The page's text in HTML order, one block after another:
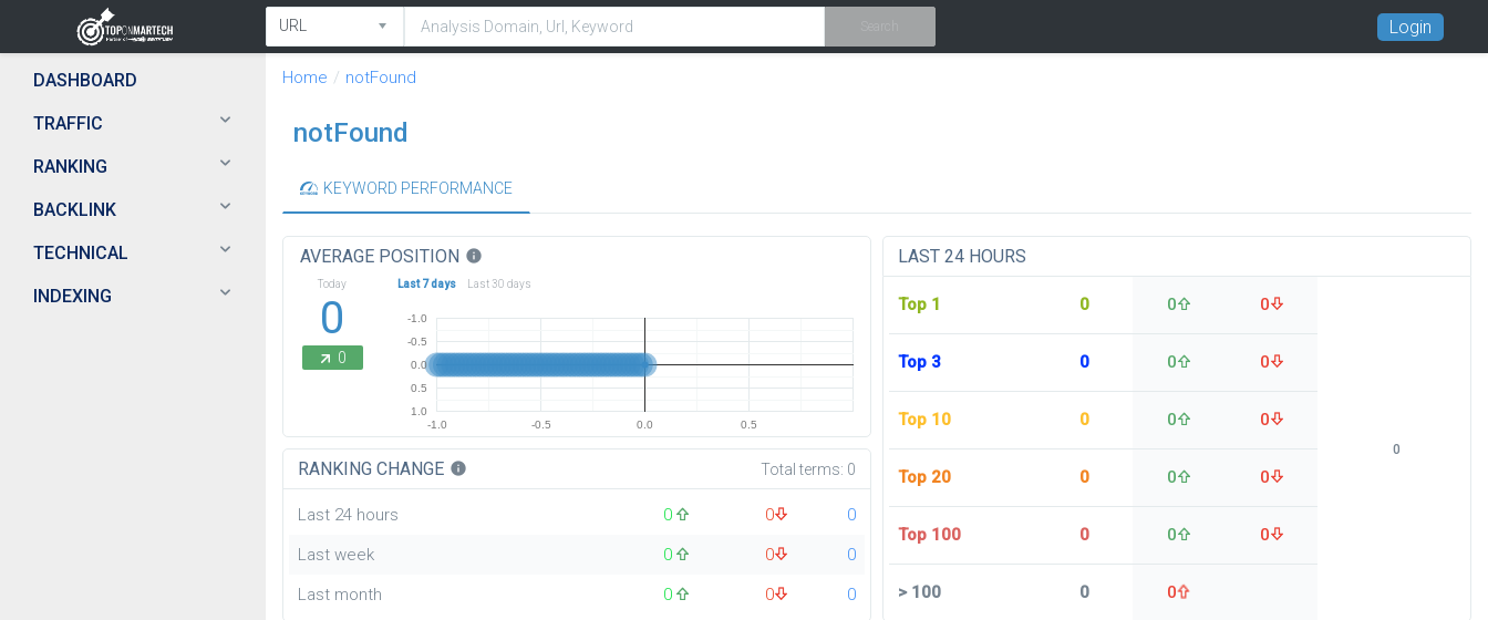
Login
DASHBOARD
TRAFFIC
RANKING
BACKLINK
TECHNICAL
INDEXING
Home notFound
notFound
KEYWORD PERFORMANCE
AVERAGE POSITION info
Today
0
0
Last 7 days Last 30 days
-1.0 -0.5 0.0 0.5
-1.0
-0.5
0.0
0.5
1.0
RANKING CHANGE info Total terms: 0
Last 24 hours 0 0
0
Last week
0 0
0
Last month
0 0 0
LAST 24 HOURS
Top 1 0 0 0
Top 3 0 0 0
Top 10 0 0 0
Top 20 0 0 0
Top 100 0 0 0
>100 0 0
0